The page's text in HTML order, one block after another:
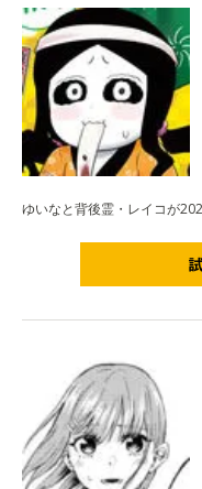
ゆいなと背後霊・レイコが